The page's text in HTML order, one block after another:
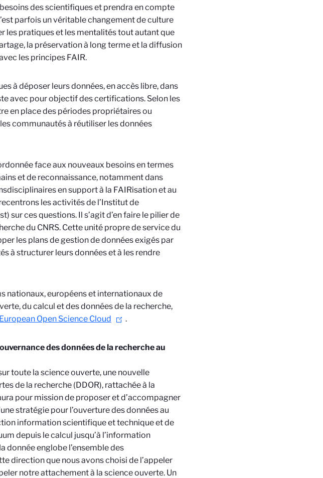
des scientifiques et prendra en compte
parfois un véritable changement de culture
les pratiques et les mentalités tout autant que
la préservation à long terme et la diffusion
les principes FAIR.
à déposer leurs données, en accès libre, dans
avec pour objectif des certifications. Selon les
en place des périodes propriétaires ou
communautés à réutiliser les données
face aux nouveaux besoins en termes
et de reconnaissance, notamment dans
en support à la FAIRisation et au
les activités de l’Institut de
ces questions. Il s’agit d’en faire le pilier de
du CNRS. Cette unité propre de service du
les plans de gestion de données exigés par
à structurer leurs données et à les rendre
nationaux, européens et internationaux de
du calcul et des données de la recherche,
Open Science Cloud .
des données de la recherche au
toute la science ouverte, une nouvelle
de la recherche (DDOR), rattachée à la
pour mission de proposer et d’accompagner
stratégie pour l’ouverture des données au
information scientifique et technique et de
depuis le calcul jusqu’à l’information
donnée englobe l’ensemble des
direction que nous avons choisi de l’appeler
notre attachement à la science ouverte. Un